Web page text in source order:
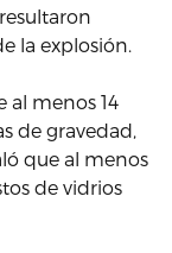
la explosión.
al menos 14
de gravedad,
que al menos
de vidrios